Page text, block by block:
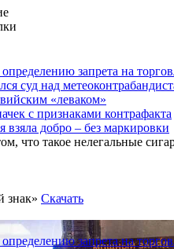
запрета на
суд над
«леваком»
с признаками контрафакта
добро – без маркировки
что такое нелегальные
знак» Скачать
запрета на